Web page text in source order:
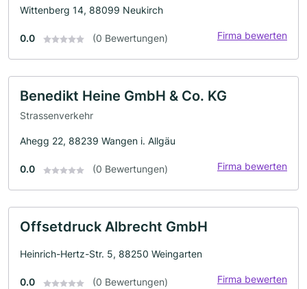
Wittenberg 14, 88099 Neukirch
0.0 (0 Bewertungen) Firma bewerten
Benedikt Heine GmbH & Co. KG
Strassenverkehr
Ahegg 22, 88239 Wangen i. Allgäu
0.0 (0 Bewertungen) Firma bewerten
Offsetdruck Albrecht GmbH
Heinrich-Hertz-Str. 5, 88250 Weingarten
0.0 (0 Bewertungen) Firma bewerten